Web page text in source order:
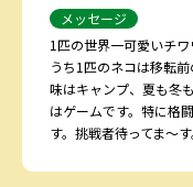
メッセージ
1匹の世界一可愛いチワ
うち1匹のネコは移転
味はキャンプ、夏も冬
はゲームです。特に格
す。挑戦者待ってま～す